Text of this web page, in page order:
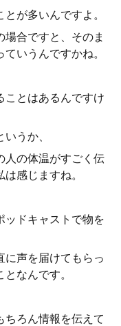
が多いんですよ。
合ですと、そのま
いうんですかね。
ことはあるんですけ
うか、
人の体温がすごく伝
感じますね。
ッドキャストで物を
に声を届けてもらっ
なんです。
ちろん情報を伝えて